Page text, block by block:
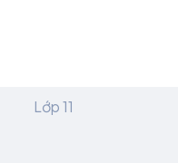
Lớp 11